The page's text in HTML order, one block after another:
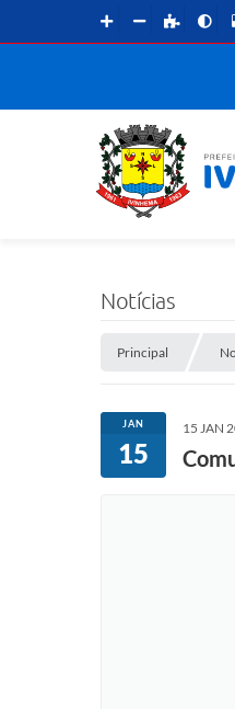
Notícias
Principal
JAN
15
15 JAN